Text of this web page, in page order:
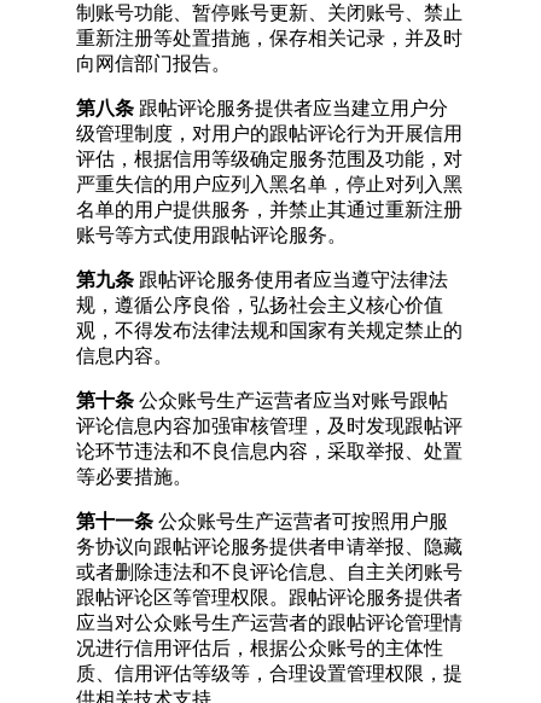
制账号功能、暂停账号更新、关闭账号、禁止
重新注册等处置措施，保存相关记录，并及时
向网信部门报告。
第八条 跟帖评论服务提供者应当建立用户分
级管理制度，对用户的跟帖评论行为开展信用
评估，根据信用等级确定服务范围及功能，对
严重失信的用户应列入黑名单，停止对列入黑
名单的用户提供服务，并禁止其通过重新注册
账号等方式使用跟帖评论服务。
第九条 跟帖评论服务使用者应当遵守法律法
规，遵循公序良俗，弘扬社会主义核心价值
观，不得发布法律法规和国家有关规定禁止的
信息内容。
第十条 公众账号生产运营者应当对账号跟帖
评论信息内容加强审核管理，及时发现跟帖评
论环节违法和不良信息内容，采取举报、处置
等必要措施。
第十一条 公众账号生产运营者可按照用户服
务协议向跟帖评论服务提供者申请举报、隐藏
或者删除违法和不良评论信息、自主关闭账号
跟帖评论区等管理权限。跟帖评论服务提供者
应当对公众账号生产运营者的跟帖评论管理情
况进行信用评估后，根据公众账号的主体性
质、信用评估等级等，合理设置管理权限，提
供相关技术支持。